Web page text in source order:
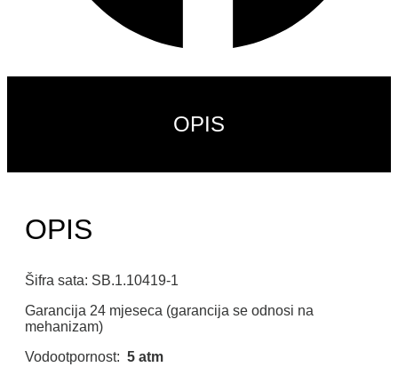
OPIS
OPIS
Šifra sata: SB.1.10419-1
Garancija 24 mjeseca (garancija se odnosi na
mehanizam)
Vodootpornost: 5 atm